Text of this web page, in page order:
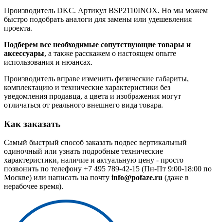
Производитель DKC. Артикул BSP2110INOX. Но мы можем
быстро подобрать аналоги для замены или удешевления
проекта.
Подберем все необходимые сопутствующие товары и
аксессуары, а также расскажем о настоящем опыте
использования и нюансах.
Производитель вправе изменить физические габариты,
комплектацию и технические характеристики без
уведомления продавца, а цвета и изображения могут
отличаться от реального внешнего вида товара.
Как заказать
Самый быстрый способ заказать подвес вертикальный
одиночный или узнать подробные технические
характеристики, наличие и актуальную цену - просто
позвонить по телефону +7 495 789-42-15 (Пн-Пт 9:00-18:00 по
Москве) или написать на почту info@pofaze.ru (даже в
нерабочее время).